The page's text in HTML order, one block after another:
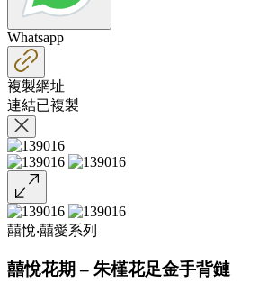
Whatsapp
複製網址
連結已複製
囍悅‧囍愛系列
囍悅花期 – 朱槿花足金手背鏈